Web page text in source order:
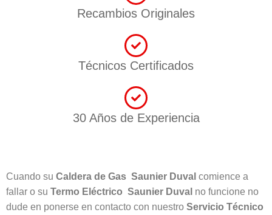
Recambios Originales
Técnicos Certificados
30 Años de Experiencia
Cuando su Caldera de Gas Saunier Duval comience a
fallar o su Termo Eléctrico Saunier Duval no funcione no
dude en ponerse en contacto con nuestro Servicio Técnico